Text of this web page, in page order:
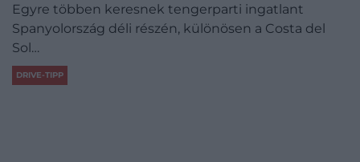
Egyre többen keresnek tengerparti ingatlant
Spanyolország déli részén, különösen a Costa del
Sol…
DRIVE-TIPP